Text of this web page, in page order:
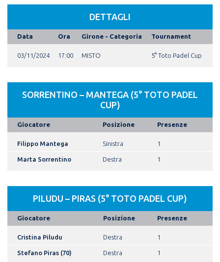
DETTAGLI
Data Ora Girone - Categoria Tournament
03/11/2024 17:00 MISTO 5° Toto Padel Cup
SORRENTINO – MANTEGA (5° TOTO PADEL
CUP)
Giocatore Posizione Presenze
Filippo Mantega Sinistra 1
Marta Sorrentino Destra 1
PILUDU – PIRAS (5° TOTO PADEL CUP)
Giocatore Posizione Presenze
Cristina Piludu Destra 1
Stefano Piras (70) Destra 1